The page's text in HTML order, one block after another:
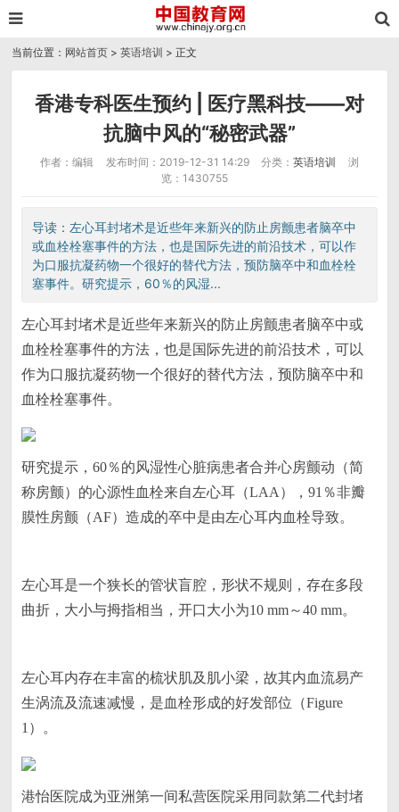
当前位置： 网站首页 >英语培训 > 正文
香港专科医生预约 | 医疗黑科技——对
抗脑中风的“秘密武器”
作者：编辑 发布时间：2019-12-31 14:29 分类：英语培训
浏
览：1430755
导读：左心耳封堵术是近些年来新兴的防止房颤患者脑卒中
或血栓栓塞事件的方法，也是国际先进的前沿技术，可以作
为口服抗凝药物一个很好的替代方法，预防脑卒中和血栓栓
塞事件。研究提示，60％的风湿...
左心耳封堵术是近些年来新兴的防止房颤患者脑卒中或
血栓栓塞事件的方法，也是国际先进的前沿技术，可以
作为口服抗凝药物一个很好的替代方法，预防脑卒中和
血栓栓塞事件。
研究提示，60％的风湿性心脏病患者合并心房颤动（简
称房颤）的心源性血栓来自左心耳（LAA），91％非瓣
膜性房颤（AF）造成的卒中是由左心耳内血栓导致。
左心耳是一个狭长的管状盲腔，形状不规则，存在多段
曲折，大小与拇指相当，开口大小为10 mm～40 mm。
左心耳内存在丰富的梳状肌及肌小梁，故其内血流易产
生涡流及流速减慢，是血栓形成的好发部位（Figure
1）。
港怡医院成为亚洲第一间私营医院采用同款第二代封堵